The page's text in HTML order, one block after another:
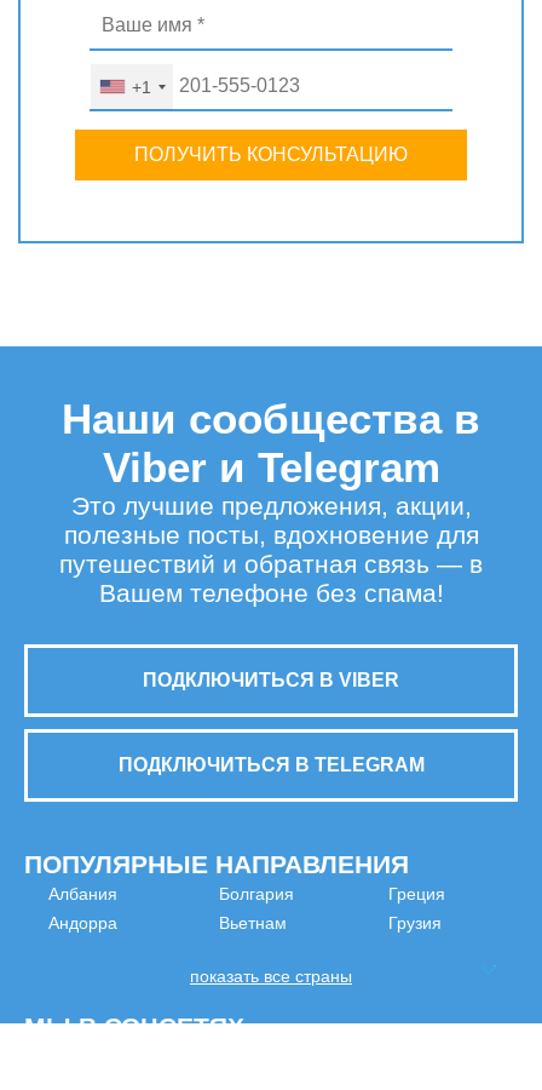
+1
ПОЛУЧИТЬ КОНСУЛЬТАЦИЮ
Наши сообщества в
Viber и Telegram
Это лучшие предложения, акции,
полезные посты, вдохновение для
путешествий и обратная связь — в
Вашем телефоне без спама!
ПОДКЛЮЧИТЬСЯ В VIBER
ПОДКЛЮЧИТЬСЯ В TELEGRAM
ПОПУЛЯРНЫЕ НАПРАВЛЕНИЯ
Албания
Андорра
Болгария
Вьетнам
Греция
Грузия
показать все страны
МЫ В СОЦСЕТЯХ